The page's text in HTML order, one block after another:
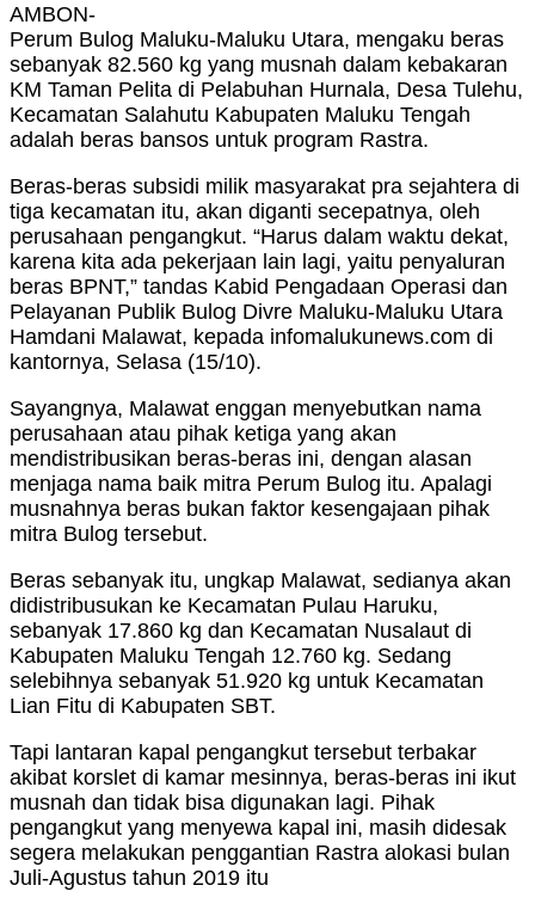
AMBON-
Perum Bulog Maluku-Maluku Utara, mengaku beras
sebanyak 82.560 kg yang musnah dalam kebakaran
KM Taman Pelita di Pelabuhan Hurnala, Desa Tulehu,
Kecamatan Salahutu Kabupaten Maluku Tengah
adalah beras bansos untuk program Rastra.
Beras-beras subsidi milik masyarakat pra sejahtera di
tiga kecamatan itu, akan diganti secepatnya, oleh
perusahaan pengangkut. “Harus dalam waktu dekat,
karena kita ada pekerjaan lain lagi, yaitu penyaluran
beras BPNT,” tandas Kabid Pengadaan Operasi dan
Pelayanan Publik Bulog Divre Maluku-Maluku Utara
Hamdani Malawat, kepada infomalukunews.com di
kantornya, Selasa (15/10).
Sayangnya, Malawat enggan menyebutkan nama
perusahaan atau pihak ketiga yang akan
mendistribusikan beras-beras ini, dengan alasan
menjaga nama baik mitra Perum Bulog itu. Apalagi
musnahnya beras bukan faktor kesengajaan pihak
mitra Bulog tersebut.
Beras sebanyak itu, ungkap Malawat, sedianya akan
didistribusukan ke Kecamatan Pulau Haruku,
sebanyak 17.860 kg dan Kecamatan Nusalaut di
Kabupaten Maluku Tengah 12.760 kg. Sedang
selebihnya sebanyak 51.920 kg untuk Kecamatan
Lian Fitu di Kabupaten SBT.
Tapi lantaran kapal pengangkut tersebut terbakar
akibat korslet di kamar mesinnya, beras-beras ini ikut
musnah dan tidak bisa digunakan lagi. Pihak
pengangkut yang menyewa kapal ini, masih didesak
segera melakukan penggantian Rastra alokasi bulan
Juli-Agustus tahun 2019 itu